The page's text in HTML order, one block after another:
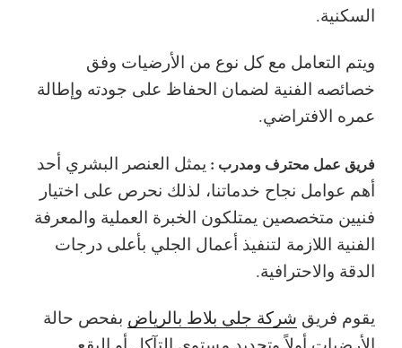
السكنية.
ويتم التعامل مع كل نوع من الأرضيات وفق
خصائصه الفنية لضمان الحفاظ على جودته وإطالة
عمره الافتراضي.
فريق عمل محترف ومدرب : يمثل العنصر البشري أحد
أهم عوامل نجاح خدماتنا، لذلك نحرص على اختيار
فنيين متخصصين يمتلكون الخبرة العملية والمعرفة
الفنية اللازمة لتنفيذ أعمال الجلي بأعلى درجات
الدقة والاحترافية.
يقوم فريق شركة جلي بلاط بالرياض بفحص حالة